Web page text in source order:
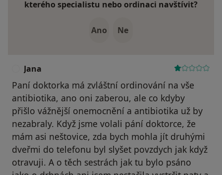
kterého specialistu nebo ordinaci navštívit?
Ano Ne
Jana
Paní doktorka má zvláštní ordinování na vše
antibiotika, ano oni zaberou, ale co kdyby
přišlo vážnější onemocnění a antibiotika už by
nezabraly. Když jsme volali pání doktorce, že
mám asi neštovice, zda bych mohla jít druhými
dveřmi do telefonu byl slyšet povzdych jak když
otravuji. A o těch sestrách jak tu bylo psáno